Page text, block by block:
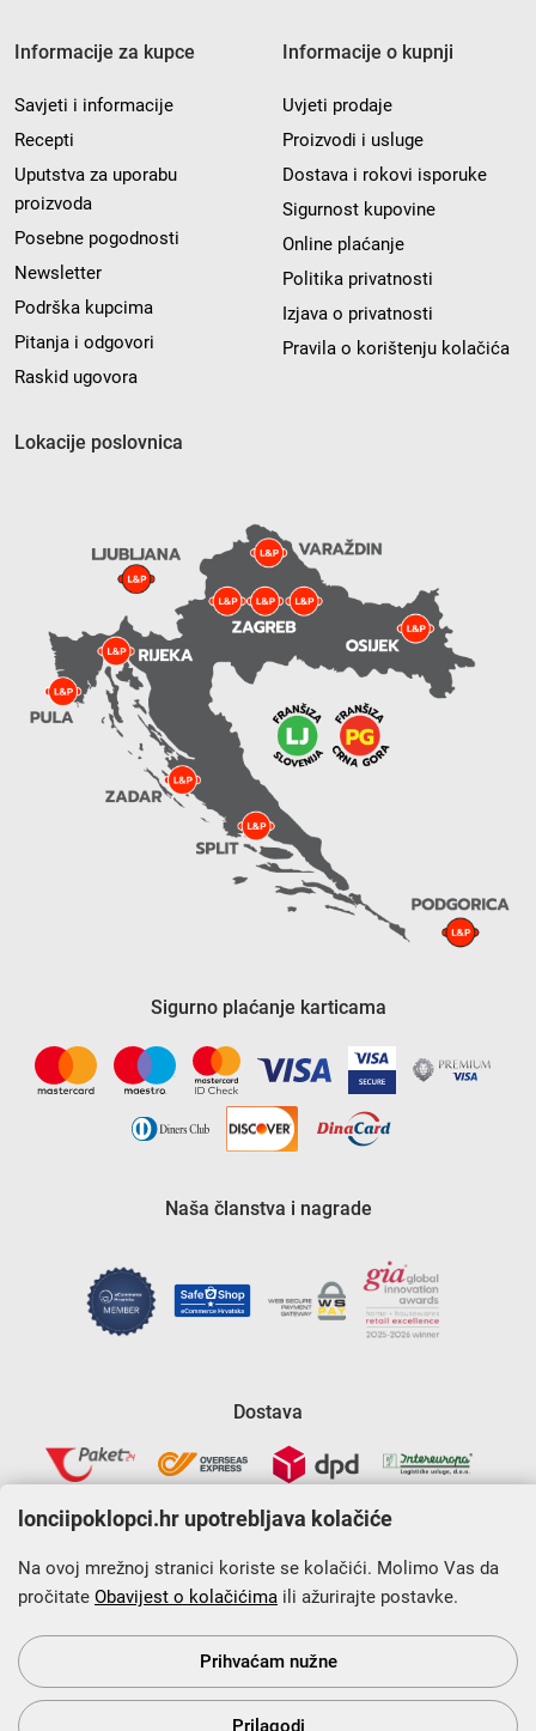
Informacije za kupce
Savjeti i informacije
Recepti
Uputstva za uporabu
proizvoda
Posebne pogodnosti
Newsletter
Podrška kupcima
Pitanja i odgovori
Raskid ugovora
Informacije o kupnji
Uvjeti prodaje
Proizvodi i usluge
Dostava i rokovi isporuke
Sigurnost kupovine
Online plaćanje
Politika privatnosti
Izjava o privatnosti
Pravila o korištenju kolačića
Lokacije poslovnica
Sigurno plaćanje karticama
Naša članstva i nagrade
Dostava
Krajnji primatelj financijskog instrumenta sufinanciranog iz
Europskog fonda za regionalni razvoj u sklopu Operativnog
programa „Konkurentnost i kohezija”.
s Vama od 2014. godine!
lonciipoklopci.hr upotrebljava kolačiće
Na ovoj mrežnoj stranici koriste se kolačići. Molimo Vas da
pročitate Obavijest o kolačićima ili ažurirajte postavke.
Prihvaćam nužne
Prilagodi